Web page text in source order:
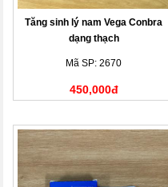
Tăng sinh lý nam Vega Conbra
dạng thạch
Mã SP: 2670
450,000đ